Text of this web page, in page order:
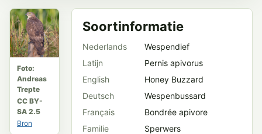
Foto:
Andreas
Trepte
CC BY-
SA 2.5
Bron
Soortinformatie
Nederlands
Wespendief
Latijn
Pernis apivorus
English
Honey Buzzard
Deutsch
Wespenbussard
Français
Bondrée apivore
Familie
Sperwers